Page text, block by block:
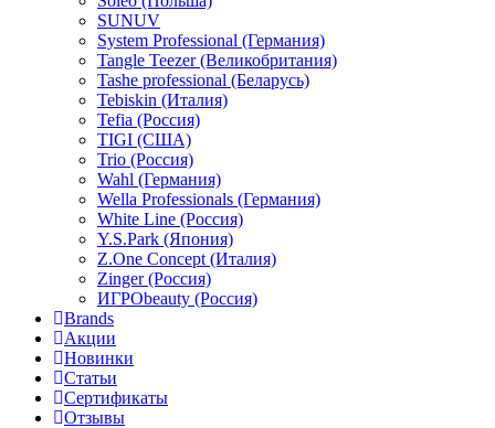
SUNUV
System Professional (Германия)
Tangle Teezer (Великобритания)
Tashe professional (Беларусь)
Tebiskin (Италия)
Tefia (Россия)
TIGI (США)
Trio (Россия)
Wahl (Германия)
Wella Professionals (Германия)
White Line (Россия)
Y.S.Park (Япония)
Z.One Concept (Италия)
Zinger (Россия)
ИГРОbeauty (Россия)
Brands
Акции
Новинки
Статьи
Сертификаты
Отзывы